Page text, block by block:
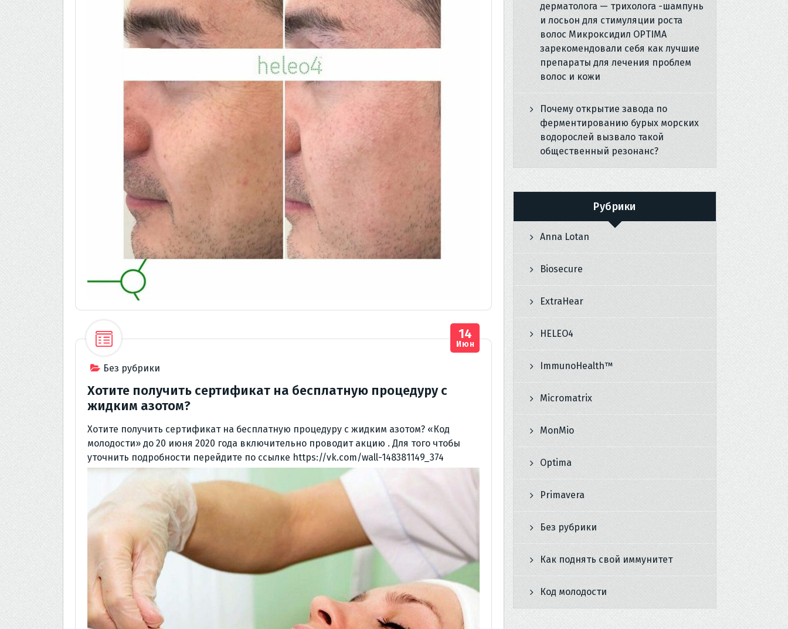
Без рубрики
14
Июн
Хотите получить сертификат на бесплатную процедуру с
жидким азотом?
Хотите получить сертификат на бесплатную процедуру с жидким азотом? «Код
молодости» до 20 июня 2020 года включительно проводит акцию . Для того чтобы
уточнить подробности перейдите по ссылке https://vk.com/wall-148381149_374
дерматолога — трихолога -шампунь
и лосьон для стимуляции роста
волос Микроксидил OPTIMA
зарекомендовали себя как лучшие
препараты для лечения проблем
волос и кожи
Почему открытие завода по
ферментированию бурых морских
водорослей вызвало такой
общественный резонанс?
Рубрики
Anna Lotan
Biosecure
ExtraHear
HELEO4
ImmunoHealth™
Micromatrix
MonMio
Optima
Primavera
Без рубрики
Как поднять свой иммунитет
Код молодости